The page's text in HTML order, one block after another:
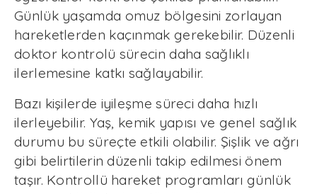
Günlük yaşamda omuz bölgesini zorlayan
hareketlerden kaçınmak gerekebilir. Düzenli
doktor kontrolü sürecin daha sağlıklı
ilerlemesine katkı sağlayabilir.
Bazı kişilerde iyileşme süreci daha hızlı
ilerleyebilir. Yaş, kemik yapısı ve genel sağlık
durumu bu süreçte etkili olabilir. Şişlik ve ağrı
gibi belirtilerin düzenli takip edilmesi önem
taşır. Kontrollü hareket programları günlük